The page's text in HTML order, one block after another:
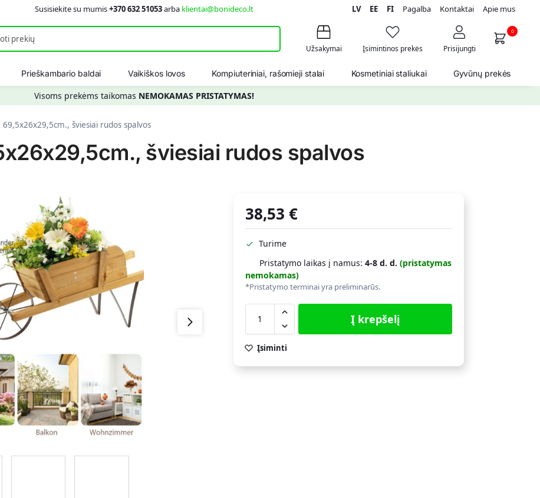
Susisiekite su mumis+370 632 51053arba klientai@bonideco.lt LV EE FI Pagalba Kontaktai Apie mus
Užsakymai Įsimintinos prekės Prisijungti
0
Prieškambario baldai Vaikiškos lovos Kompiuteriniai, rašomieji stalai Kosmetiniai staliukai Gyvūnų prekės
Visoms prekėms taikomas NEMOKAMAS PRISTATYMAS!
69,5x26x29,5cm., šviesiai rudos spalvos
šviesiai rudos spalvos
38,53€
Turime
Pristatymo laikas į namus:4-8 d. d. (pristatymas
nemokamas)
*Pristatymo terminai yra preliminarūs.
Į krepšelį
Įsiminti